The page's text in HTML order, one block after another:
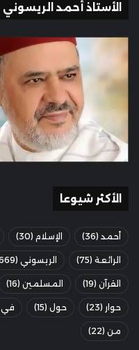
الأستاذ أحمد الريسوني
الأكثر شيوعا
أحمد (36) الإسلام (30)
الرائعة (75) الريسوني (669)
القرآن (19) المسلمين (16)
حوار (23) حول (15) في
من (22)